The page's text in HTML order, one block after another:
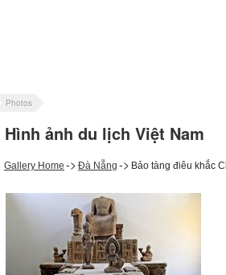
Photos
Hình ảnh du lịch Việt Nam
Gallery Home -> Đà Nẵng -> Bảo tàng điêu khắc